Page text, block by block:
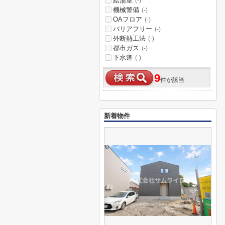
機械警備 (-)
OAフロア (-)
バリアフリー (-)
外断熱工法 (-)
都市ガス (-)
下水道 (-)
9件が該当
新着物件